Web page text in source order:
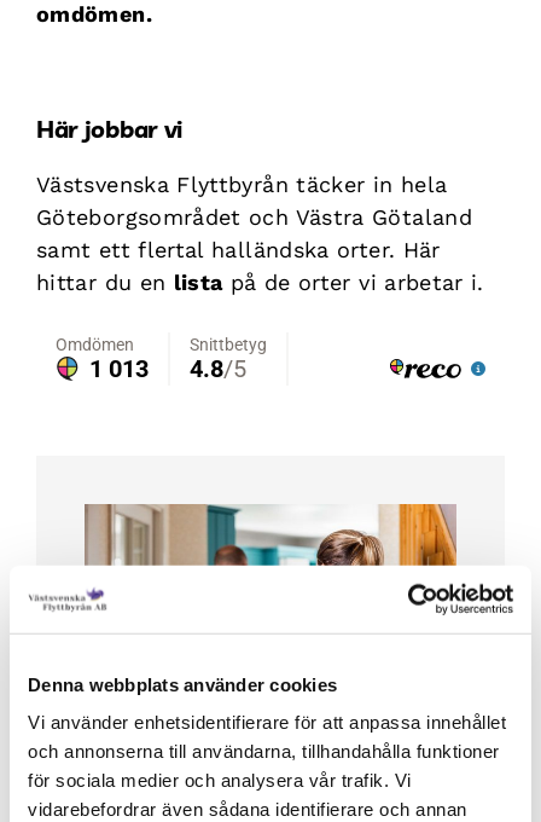
Denna webbplats använder cookies
Vi använder enhetsidentifierare för att anpassa innehållet
och annonserna till användarna, tillhandahålla funktioner
för sociala medier och analysera vår trafik. Vi
vidarebefordrar även sådana identifierare och annan
omdömen.
Här jobbar vi
Västsvenska Flyttbyrån täcker in hela
Göteborgsområdet och Västra Götaland
samt ett flertal halländska orter. Här
hittar du en listapå de orter vi arbetar i.
Flytt för